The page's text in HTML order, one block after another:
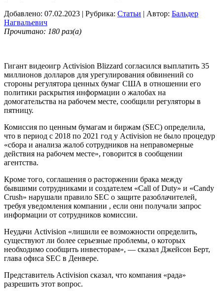
Добавлено: 07.02.2023 | Рубрика: Статьи | Автор: Бальдер
Нагвальевич
Прочитано: 180 раз(а)
Гигант видеоигр Activision Blizzard согласился выплатить 35
миллионов долларов для урегулирования обвинений со
стороны регулятора ценных бумаг США в отношении его
политики раскрытия информации о жалобах на
домогательства на рабочем месте, сообщили регуляторы в
пятницу.
Комиссия по ценным бумагам и биржам (SEC) определила,
что в период с 2018 по 2021 год у Activision не было процедур
«сбора и анализа жалоб сотрудников на неправомерные
действия на рабочем месте», говорится в сообщении
агентства.
Кроме того, соглашения о расторжении брака между
бывшими сотрудниками и создателем «Call of Duty» и «Candy
Crush» нарушали правило SEC о защите разоблачителей,
требуя уведомления компании , если они получали запрос
информации от сотрудников комиссии.
Неудачи Activision «лишили ее возможности определить,
существуют ли более серьезные проблемы, о которых
необходимо сообщить инвесторам», — сказал Джейсон Берт,
глава офиса SEC в Денвере.
Представитель Activision сказал, что компания «рада»
разрешить этот вопрос.